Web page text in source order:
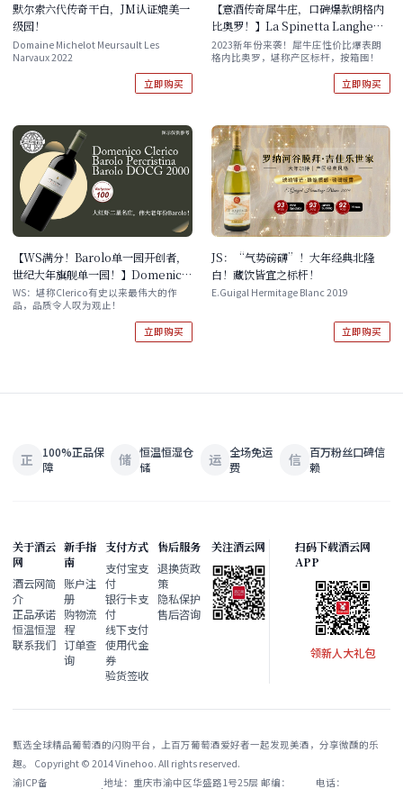
默尔索六代传奇干白，JM认证媲美一
级园！
Domaine Michelot Meursault Les
Narvaux 2022
立即购买
【意酒传奇犀牛庄，口碑爆款朗格内
比奥罗！】La Spinetta Langhe
Nebbiolo 2023 单支/双支/六支 现
货速发！
2023新年份来袭！犀牛庄性价比爆表朗
格内比奥罗，堪称产区标杆，按箱囤！
立即购买
【WS满分！Barolo单一园开创者，
世纪大年旗舰单一园！】Domenico
Clerico Barolo Percristina,
Barolo DOCG 2000 现货
WS：堪称Clerico有史以来最伟大的作
品，品质令人叹为观止！
立即购买
JS：“气势磅礴”！大年经典北隆
白！藏饮皆宜之标杆！
E.Guigal Hermitage Blanc 2019
立即购买
正
100%正品保
障
储 恒温恒湿仓
储
运 全场免运
费
信 百万粉丝口碑信
赖
关于酒云
网
酒云网简
介
正品承诺
恒温恒湿
联系我们
新手指
南
账户注
册
购物流
程
订单查
询
支付方式
支付宝支
付
银行卡支
付
线下支付
使用代金
券
验货签收
售后服务
退换货政
策
隐私保护
售后咨询
关注酒云网
扫码下载酒云网
APP
领新人大礼包
甄选全球精品葡萄酒的闪购平台，上百万葡萄酒爱好者一起发现美酒，分享微醺的乐
趣。 Copyright © 2014 Vinehoo. All rights reserved.
渝ICP备
地址：重庆市渝中区华盛路1号25层 邮编： 电话：